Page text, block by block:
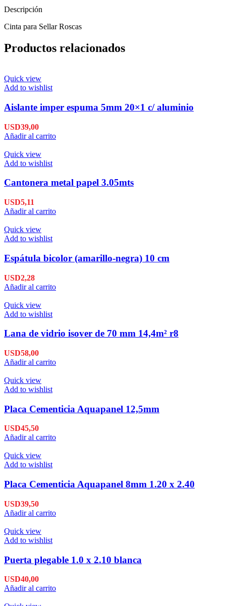
Descripción
Cinta para Sellar Roscas
Productos relacionados
Quick view
Add to wishlist
Aislante imper espuma 5mm 20×1 c/ aluminio
USD39,00
Añadir al carrito
Quick view
Add to wishlist
Cantonera metal papel 3.05mts
USD5,11
Añadir al carrito
Quick view
Add to wishlist
Espátula bicolor (amarillo-negra) 10 cm
USD2,28
Añadir al carrito
Quick view
Add to wishlist
Lana de vidrio isover de 70 mm 14,4m² r8
USD58,00
Añadir al carrito
Quick view
Add to wishlist
Placa Cementicia Aquapanel 12,5mm
USD45,50
Añadir al carrito
Quick view
Add to wishlist
Placa Cementicia Aquapanel 8mm 1.20 x 2.40
USD39,50
Añadir al carrito
Quick view
Add to wishlist
Puerta plegable 1.0 x 2.10 blanca
USD40,00
Añadir al carrito